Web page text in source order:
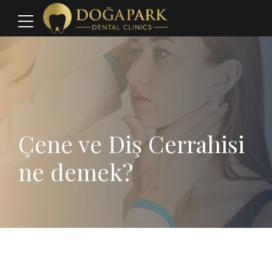
Çene ve Diş Cerrahisi
ne demek?